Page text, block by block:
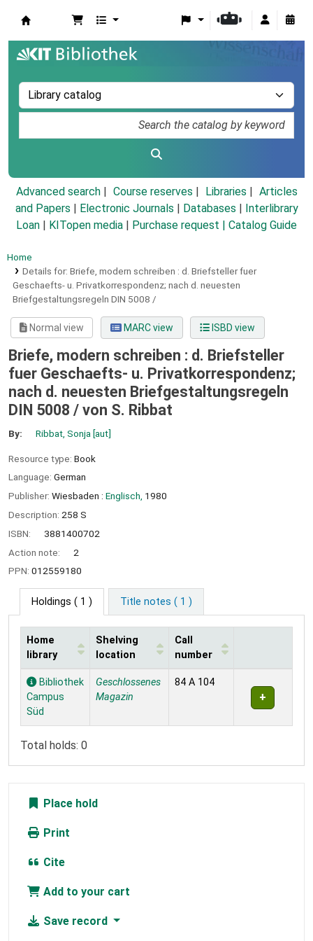
Advanced search Course reserves Libraries
Articles
and Papers
Electronic Journals Databases
Interlibrary
Loan
KITopen media Purchase request | Catalog Guide
Home
Details for: Briefe, modern schreiben : d. Briefsteller fuer
Geschaefts- u. Privatkorrespondenz; nach d. neuesten
Briefgestaltungsregeln DIN 5008 /
Normal view MARC view ISBD view
Briefe, modern schreiben : d. Briefsteller
fuer Geschaefts- u. Privatkorrespondenz;
nach d. neuesten Briefgestaltungsregeln
DIN 5008 / von S. Ribbat
By: Ribbat, Sonja [aut]
Resource type: Book
Language: German
Publisher: Wiesbaden : Englisch, 1980
Description: 258 S
ISBN:
3881400702
Action note:
2
PPN: 012559180
Holdings ( 1 ) Title notes ( 1 )
Holdings
Home
library
Shelving
location
Call
number
Bibliothek
Campus
Süd
Geschlossenes
Magazin
84 A 104
Total holds: 0
Place hold
Print
Cite
Add to your cart
Save record